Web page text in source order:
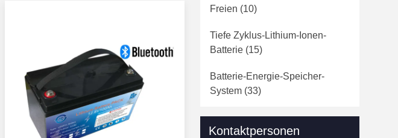
Freien (10)
Tiefe Zyklus-Lithium-Ionen-
Batterie (15)
Batterie-Energie-Speicher-
System (33)
Rv-Lithium Ion Battery(11)
Kontaktpersonen